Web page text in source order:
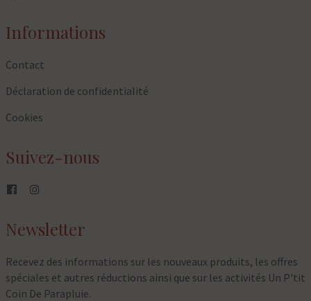
Informations
Contact
Déclaration de confidentialité
Cookies
Suivez-nous
Newsletter
Recevez des informations sur les nouveaux produits, les offres
spéciales et autres réductions ainsi que sur les activités Un P'tit
Coin De Parapluie.